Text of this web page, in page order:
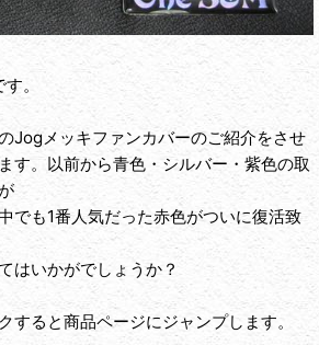
。
Jogメッキファンカバーのご紹介をさせ
す。以前から青色・シルバー・紫色の取
でも1番人気だった赤色がついに復活致
はいかがでしょうか？
すると商品ページにジャンプします。